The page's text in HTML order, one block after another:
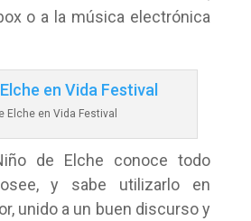
o a la música electrónica
Elche en Vida Festival
de Elche conoce todo
y sabe utilizarlo en
unido a un buen discurso y